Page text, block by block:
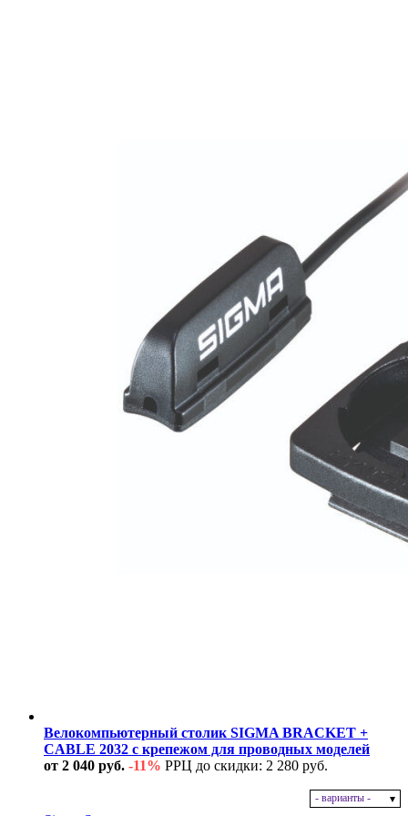
Велокомпьютерный столик SIGMA BRACKET +
CABLE 2032 с крепежом для проводных моделей
от 2 040 руб. -11% РРЦ до скидки: 2 280 руб.
- варианты -